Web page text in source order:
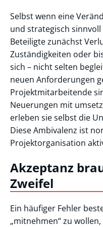
Selbst wenn eine
und strategisch
Beteiligte zunächst
Zuständigkeiten oder
sich – nicht selten
neuen Anforderungen
Projektmitarbeitende
Neuerungen mit
erleben sie selbst die
Diese Ambivalenz ist
Projektorganisation
Akzeptanz
Zweifel
Ein häufiger Fehler
„mitnehmen“ zu